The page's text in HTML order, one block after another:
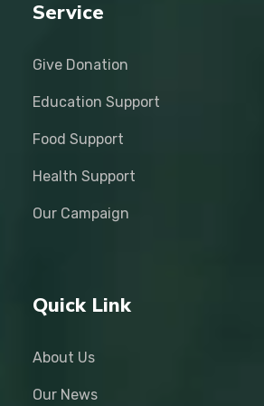
Service
Give Donation
Education Support
Food Support
Health Support
Our Campaign
Quick Link
About Us
Our News